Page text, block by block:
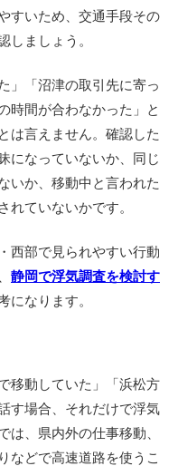
すいため、交通手段その
しましょう。
」「沼津の取引先に寄っ
時間が合わなかった」と
は言えません。確認した
になっていないか、同じ
いか、移動中と言われた
れていないかです。
西部で見られやすい行動
静岡で浮気調査を検討す
になります。
移動していた」「浜松方
す場合、それだけで浮気
は、県内外の仕事移動、
などで高速道路を使うこ